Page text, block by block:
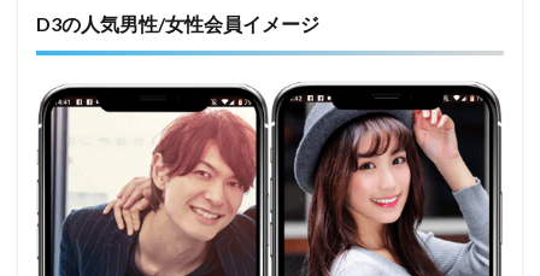
D3の人気男性/女性会員イメージ